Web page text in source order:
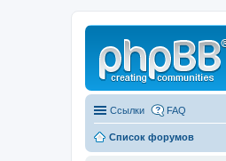
Ссылки FAQ
Список форумов